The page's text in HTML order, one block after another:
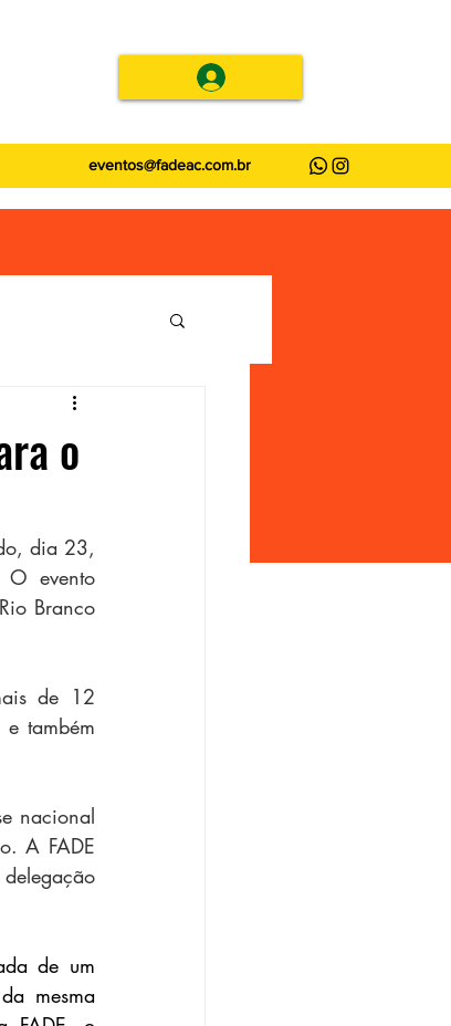
eventos@fadeac.com.br
o
dia 23,
O evento
Branco
de 12
também
nacional
A FADE
de um
mesma